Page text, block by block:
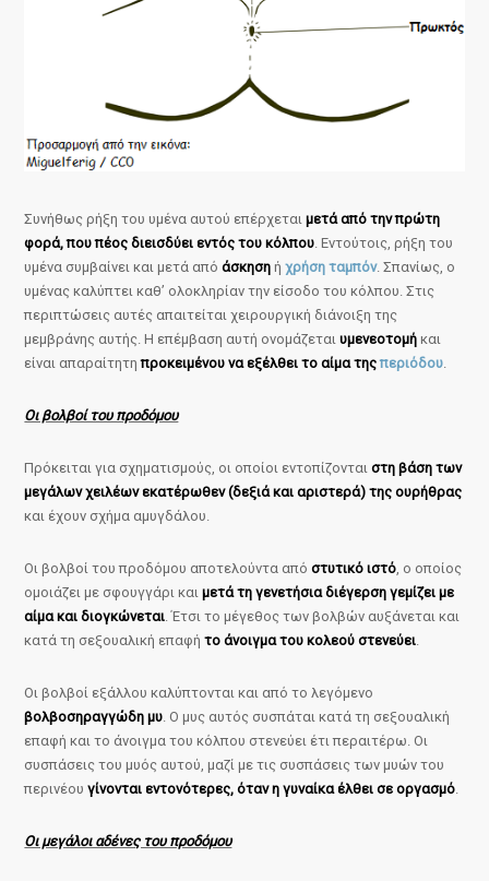
Συνήθως ρήξη του υμένα αυτού επέρχεταιμετά από την πρώτη
φορά, που πέος διεισδύει εντός του κόλπου. Εντούτοις, ρήξη του
υμένα συμβαίνει και μετά απόάσκηση ήχρήση ταμπόν. Σπανίως, ο
υμένας καλύπτει καθ’ ολοκληρίαν την είσοδο του κόλπου. Στις
περιπτώσεις αυτές απαιτείται χειρουργική διάνοιξη της
μεμβράνης αυτής. Η επέμβαση αυτή ονομάζεταιυμενεοτομή και
είναι απαραίτητηπροκειμένου να εξέλθει το αίμα τηςπεριόδου.
Οι βολβοί του προδόμου
Πρόκειται για σχηματισμούς, οι οποίοι εντοπίζονταιστη βάση των
μεγάλων χειλέων εκατέρωθεν (δεξιά και αριστερά) της ουρήθρας
και έχουν σχήμα αμυγδάλου.
Οι βολβοί του προδόμου αποτελούντα απόστυτικό ιστό, ο οποίος
ομοιάζει με σφουγγάρι καιμετά τη γενετήσια διέγερση γεμίζει με
αίμα και διογκώνεται. Έτσι το μέγεθος των βολβών αυξάνεται και
κατά τη σεξουαλική επαφήτο άνοιγμα του κολεού στενεύει.
Οι βολβοί εξάλλου καλύπτονται και από το λεγόμενο
βολβοσηραγγώδη μυ. Ο μυς αυτός συσπάται κατά τη σεξουαλική
επαφή και το άνοιγμα του κόλπου στενεύει έτι περαιτέρω. Οι
συσπάσεις του μυός αυτού, μαζί με τις συσπάσεις των μυών του
περινέουγίνονται εντονότερες, όταν η γυναίκα έλθει σε οργασμό.
Οι μεγάλοι αδένες του προδόμου